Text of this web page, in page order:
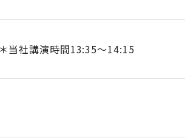
社講演時間13:35～14:15